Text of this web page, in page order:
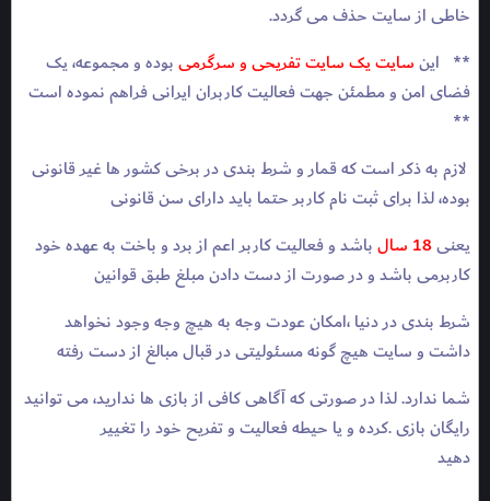
خاطی از سایت حذف می گردد.
** اینسایت یک سایت تفریحی و سرگرمیبوده و مجموعه، یک
فضای امن و مطمئن جهت فعالیت کاربران ایرانی فراهم نموده است
**
لازم به ذکر است که قمار و شرط بندی در برخی کشور ها غیر قانونی
بوده، لذا برای ثبت نام کاربر حتما باید دارای سن قانونی
یعنی18 سال
باشد و فعالیت کاربر اعم از برد و باخت به عهده خود
کاربرمی باشد و در صورت از دست دادن مبلغ طبق قوانین
شرط بندی در دنیا ،امکان عودت وجه به هیچ وجه وجود نخواهد
داشت و سایت هیچ گونه مسئولیتی در قبال مبالغ از دست رفته
شما ندارد. لذا در صورتی که آگاهی کافی از بازی ها ندارید، می توانید
رایگان بازی .کرده و یا حیطه فعالیت و تفریح خود را تغییر
دهید